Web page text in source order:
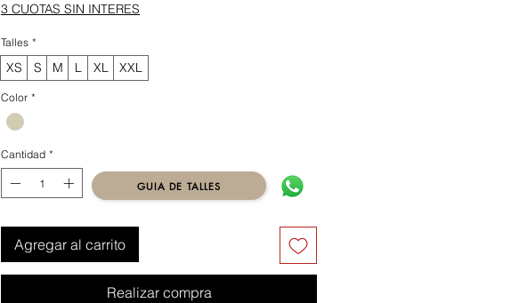
3 CUOTAS SIN INTERES
Talles *
XS S M L XL XXL
Color *
Cantidad *
Agregar al carrito
Realizar compra
GUIA DE TALLES